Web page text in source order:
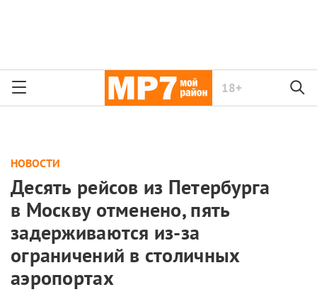
18+
НОВОСТИ
Десять рейсов из Петербурга
в Москву отменено, пять
задерживаются из-за
ограничений в столичных
аэропортах